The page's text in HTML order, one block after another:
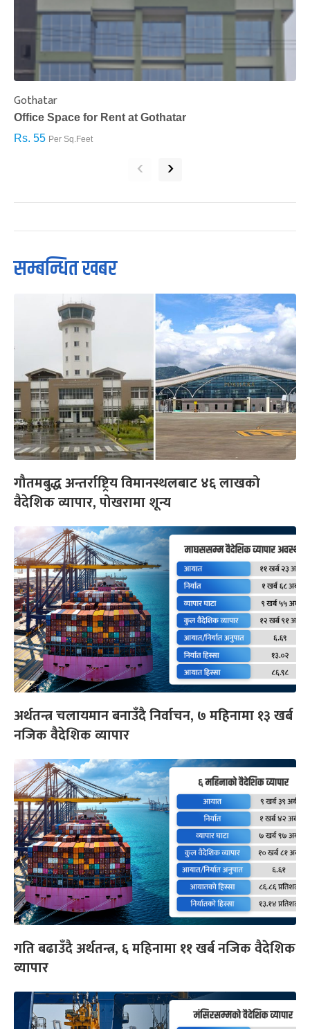
Gothatar
Office Space for Rent at Gothatar
Rs. 55 Per Sq.Feet
‹ ›
सम्बन्धित खबर
गौतमबुद्ध अन्तर्राष्ट्रिय विमानस्थलबाट ४६ लाखको
वैदेशिक व्यापार, पोखरामा शून्य
अर्थतन्त्र चलायमान बनाउँदै निर्वाचन, ७ महिनामा १३ खर्ब
नजिक वैदेशिक व्यापार
गति बढाउँदै अर्थतन्त्र, ६ महिनामा ११ खर्ब नजिक वैदेशिक
व्यापार